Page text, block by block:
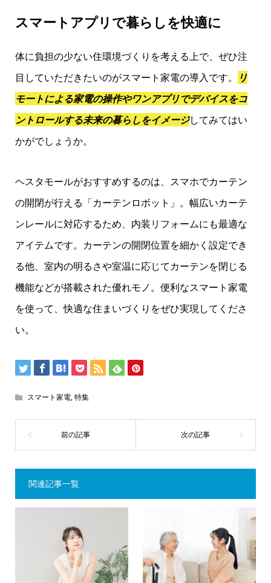
スマートアプリで暮らしを快適に
体に負担の少ない住環境づくりを考える上で、ぜひ注
目していただきたいのがスマート家電の導入です。
リ
モートによる家電の操作やワンアプリでデバイスをコ
ントロールする未来の暮らしをイメージしてみてはい
かがでしょうか。
ヘスタモールがおすすめするのは、スマホでカーテン
の開閉が行える「カーテンロボット」。幅広いカーテ
ンレールに対応するため、内装リフォームにも最適な
アイテムです。カーテンの開閉位置を細かく設定でき
る他、室内の明るさや室温に応じてカーテンを閉じる
機能などが搭載された優れモノ。便利なスマート家電
を使って、快適な住まいづくりをぜひ実現してくださ
い。
スマート家電,特集
関連記事一覧